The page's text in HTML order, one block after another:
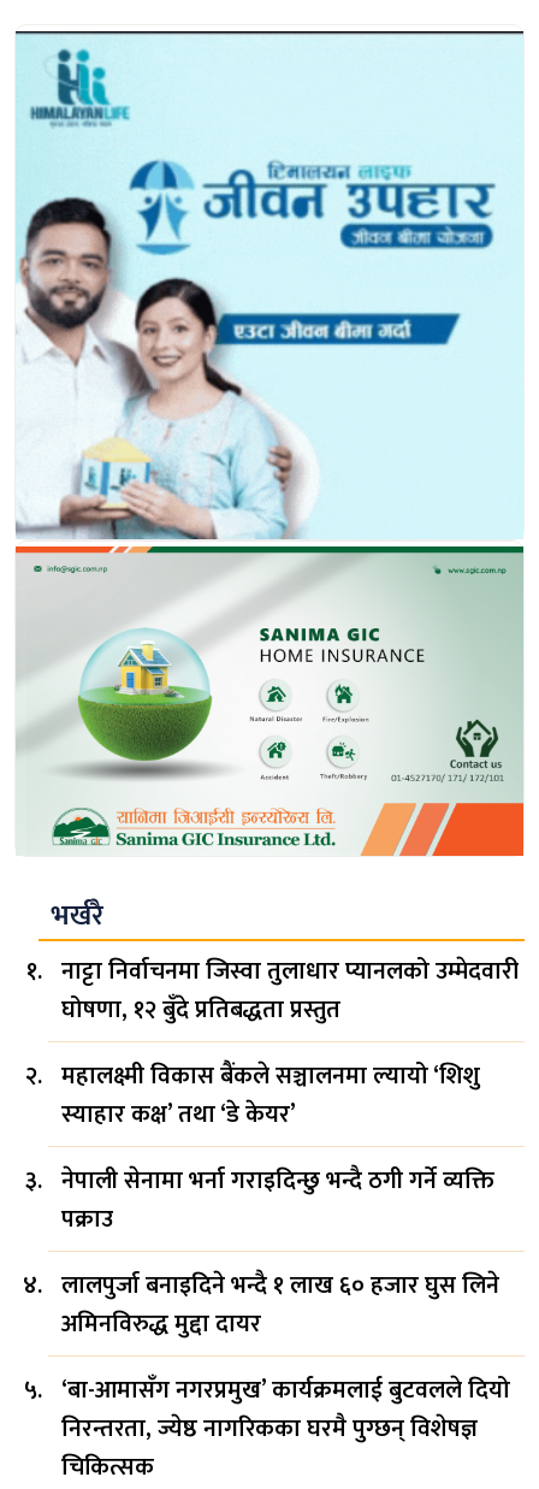
भर्खरै
नाट्टा निर्वाचनमा जिस्वा तुलाधार प्यानलको उम्मेदवारी
घोषणा, १२ बुँदे प्रतिबद्धता प्रस्तुत
महालक्ष्मी विकास बैंकले सञ्चालनमा ल्यायो ‘शिशु
स्याहार कक्ष’ तथा ‘डे केयर’
नेपाली सेनामा भर्ना गराइदिन्छु भन्दै ठगी गर्ने व्यक्ति
पक्राउ
लालपुर्जा बनाइदिने भन्दै १ लाख ६० हजार घुस लिने
अमिनविरुद्ध मुद्दा दायर
‘बा-आमासँग नगरप्रमुख’ कार्यक्रमलाई बुटवलले दियो
निरन्तरता, ज्येष्ठ नागरिकका घरमै पुग्छन् विशेषज्ञ
चिकित्सक